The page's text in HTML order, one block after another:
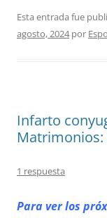
Esta entrada fue
agosto, 2024por
Infarto
Matrimonios:
1 respuesta
Para ver los